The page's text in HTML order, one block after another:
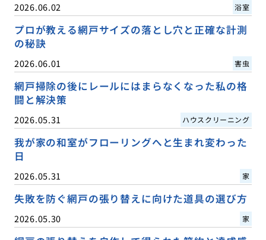
2026.06.02 浴室
プロが教える網戸サイズの落とし穴と正確な計測
の秘訣
2026.06.01 害虫
網戸掃除の後にレールにはまらなくなった私の格
闘と解決策
2026.05.31 ハウスクリーニング
我が家の和室がフローリングへと生まれ変わった
日
2026.05.31 家
失敗を防ぐ網戸の張り替えに向けた道具の選び方
2026.05.30 家